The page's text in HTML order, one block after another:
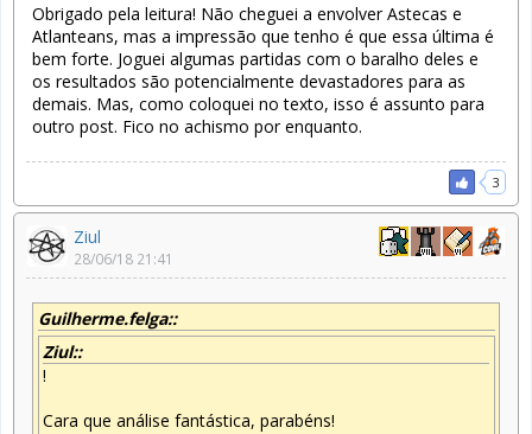
Obrigado pela leitura! Não cheguei a envolver Astecas e
Atlanteans, mas a impressão que tenho é que essa última é
bem forte. Joguei algumas partidas com o baralho deles e
os resultados são potencialmente devastadores para as
demais. Mas, como coloquei no texto, isso é assunto para
outro post. Fico no achismo por enquanto.
3
Ziul
28/06/18 21:41
Guilherme.felga::
Ziul::
!
Cara que análise fantástica, parabéns!